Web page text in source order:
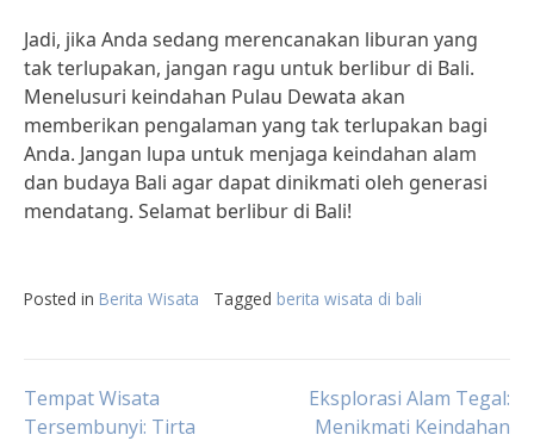
Jadi, jika Anda sedang merencanakan liburan yang
tak terlupakan, jangan ragu untuk berlibur di Bali.
Menelusuri keindahan Pulau Dewata akan
memberikan pengalaman yang tak terlupakan bagi
Anda. Jangan lupa untuk menjaga keindahan alam
dan budaya Bali agar dapat dinikmati oleh generasi
mendatang. Selamat berlibur di Bali!
Posted in Berita Wisata Tagged berita wisata di bali
Post
Tempat Wisata
Tersembunyi: Tirta
Eksplorasi Alam Tegal:
Menikmati Keindahan